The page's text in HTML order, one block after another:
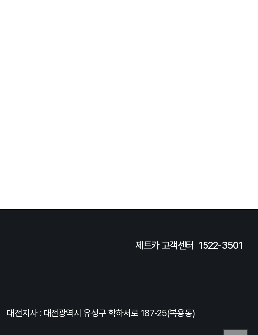
제트카 고객센터 1522-3501
대전지사 : 대전광역시 유성구 학하서로 187-25(복용동)